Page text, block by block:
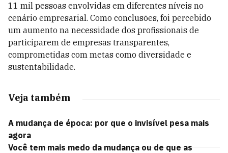
11 mil pessoas envolvidas em diferentes níveis no
cenário empresarial. Como conclusões, foi percebido
um aumento na necessidade dos profissionais de
participarem de empresas transparentes,
comprometidas com metas como diversidade e
sustentabilidade.
Veja também
A mudança de época: por que o invisível pesa mais
agora
Você tem mais medo da mudança ou de que as